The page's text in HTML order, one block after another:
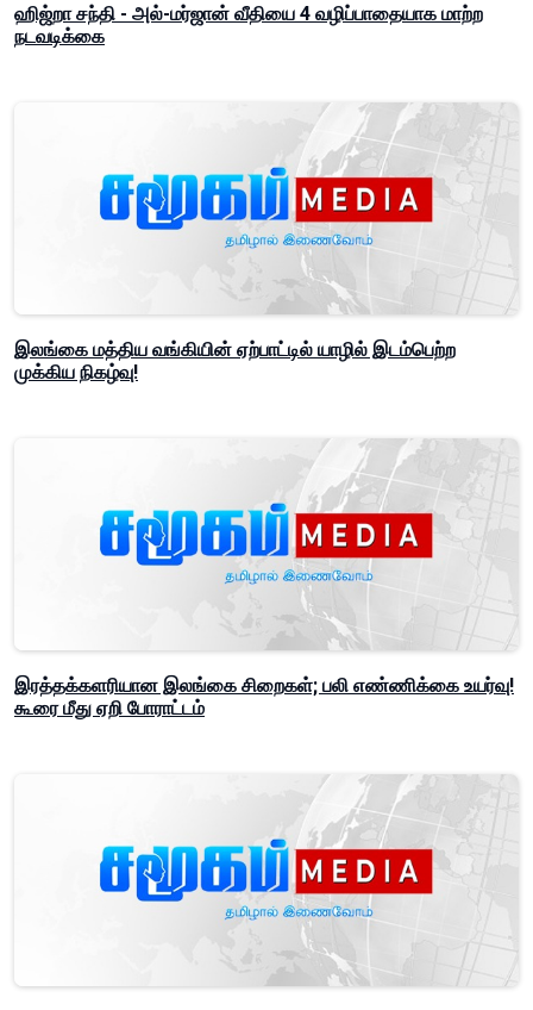
ஹிஜ்றா சந்தி - அல்-மர்ஜான் வீதியை 4 வழிப்பாதையாக மாற்ற
நடவடிக்கை
இலங்கை மத்திய வங்கியின் ஏற்பாட்டில் யாழில் இடம்பெற்ற
முக்கிய நிகழ்வு!
இரத்தக்களரியான இலங்கை சிறைகள்; பலி எண்ணிக்கை உயர்வு!
கூரை மீது ஏறி போராட்டம்